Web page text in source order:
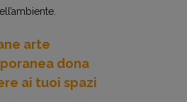
arte
dona
ai tuoi spazi